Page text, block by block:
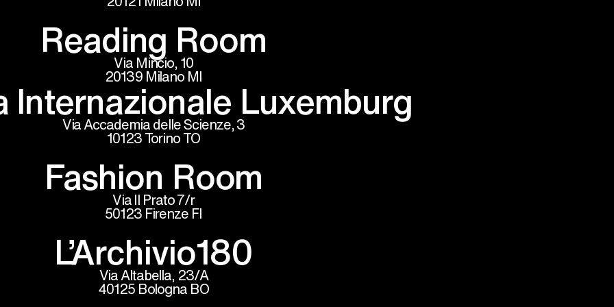
Reading Room
Via Mincio, 10
20139 Milano MI
Internazionale Luxemburg
Via Accademia delle Scienze, 3
10123 Torino TO
Fashion Room
Via Il Prato 7/r
50123 Firenze FI
L’Archivio180
Via Altabella, 23/A
40125 Bologna BO